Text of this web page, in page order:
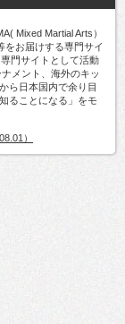
Mixed Martial Arts）
をお届けする専門サイ
門サイトとして活動
メント、海外のキッ
ら日本国内で余り目
ることになる」をモ
）